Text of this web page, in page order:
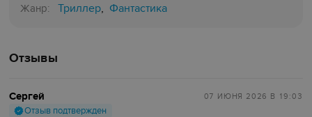
Жанр: Триллер, Фантастика
Отзывы
Сергей
Отзыв подтвержден
07 ИЮНЯ 2026 В 19:03